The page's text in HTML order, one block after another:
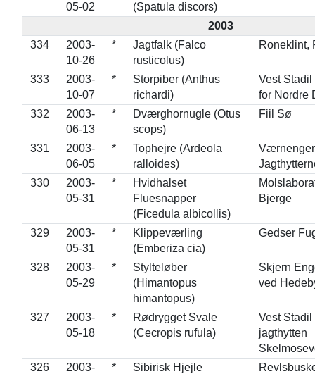
05-02
(Spatula discors)
2003
334
2003-
10-26
*
Jagtfalk (Falco
rusticolus)
Roneklint,
333
2003-
10-07
*
Storpiber (Anthus
richardi)
Vest Stadil
for Nordre
332
2003-
06-13
*
Dværghornugle (Otus
scops)
Fiil Sø
331
2003-
06-05
*
Tophejre (Ardeola
ralloides)
330
2003-
05-31
*
Hvidhalset
Fluesnapper
(Ficedula albicollis)
Bjerge
329
2003-
05-31
*
Klippeværling
(Emberiza cia)
Gedser
328
2003-
05-29
*
Stylteløber
(Himantopus
himantopus)
Skjern
ved
327
2003-
05-18
*
Rødrygget Svale
(Cecropis rufula)
Vest
jagthytten
326
2003-
*
Sibirisk Hjejle